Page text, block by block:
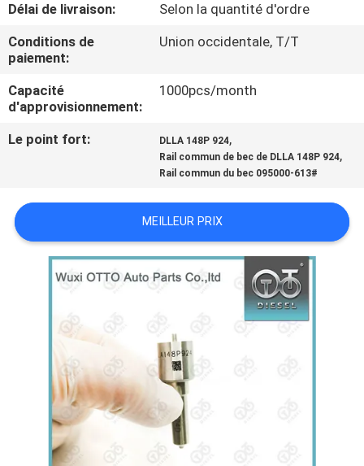
CONTRÔLE
QUALITÉ
CONTACTEZ-
NOUS
LES
AFFAIRES
PRIVACY
POLICY
Délai de livraison:
Selon la quantité d'ordre
Conditions de
paiement:
Union occidentale, T/T
Capacité
d'approvisionnement:
1000pcs/month
Le point fort: DLLA 148P 924,
Rail commun de bec de DLLA 148P 924,
Rail commun du bec 095000-613#
MEILLEUR PRIX